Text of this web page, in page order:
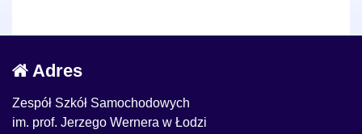
Adres
Zespół Szkół Samochodowych
im. prof. Jerzego Wernera w Łodzi